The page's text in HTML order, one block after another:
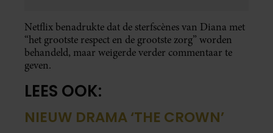
Netflix benadrukte dat de sterfscènes van Diana met
“het grootste respect en de grootste zorg” worden
behandeld, maar weigerde verder commentaar te
geven.
LEES OOK:
NIEUW DRAMA ‘THE CROWN’